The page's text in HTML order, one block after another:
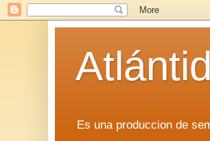
Es una produccion de